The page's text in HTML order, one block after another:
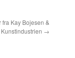
Kay Bojesen &
Kunstindustrien →